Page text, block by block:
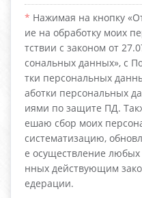
Нажимая на кнопку
ие на обработку моих
тствии с законом от
сональных данных», с
тки персональных
аботки персональных
иями по защите ПД.
ешаю сбор моих
систематизацию,
е осуществление
нных действующим
едерации.